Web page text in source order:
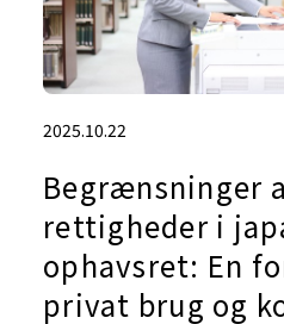
2025.10.22
Begrænsninger
rettigheder i
ophavsret: En
privat brug og